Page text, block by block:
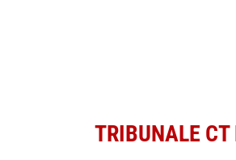
TRIBUNALE CT